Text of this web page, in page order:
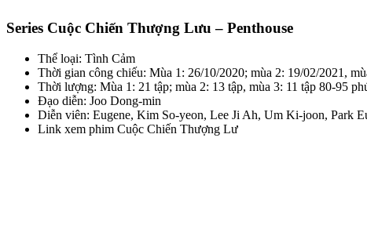
Series Cuộc Chiến Thượng Lưu – Penthouse
Thể loại: Tình Cảm
Thời gian công chiếu: Mùa 1: 26/10/2020; mùa 2: 19/02/2021,
Thời lượng: Mùa 1: 21 tập; mùa 2: 13 tập, mùa 3: 11 tập 80-95
Đạo diễn: Joo Dong-min
Diễn viên: Eugene, Kim So-yeon, Lee Ji Ah, Um Ki-joon, Park
Link xem phim Cuộc Chiến Thượng Lư